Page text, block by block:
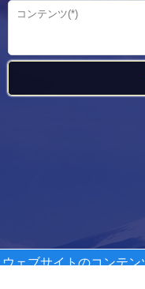
ウェブサイトのコンテン